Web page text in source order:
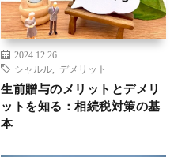
2024.12.26
シャルル
デメリット
生前贈与のメリットとデメリ
ットを知る：相続税対策の基
本